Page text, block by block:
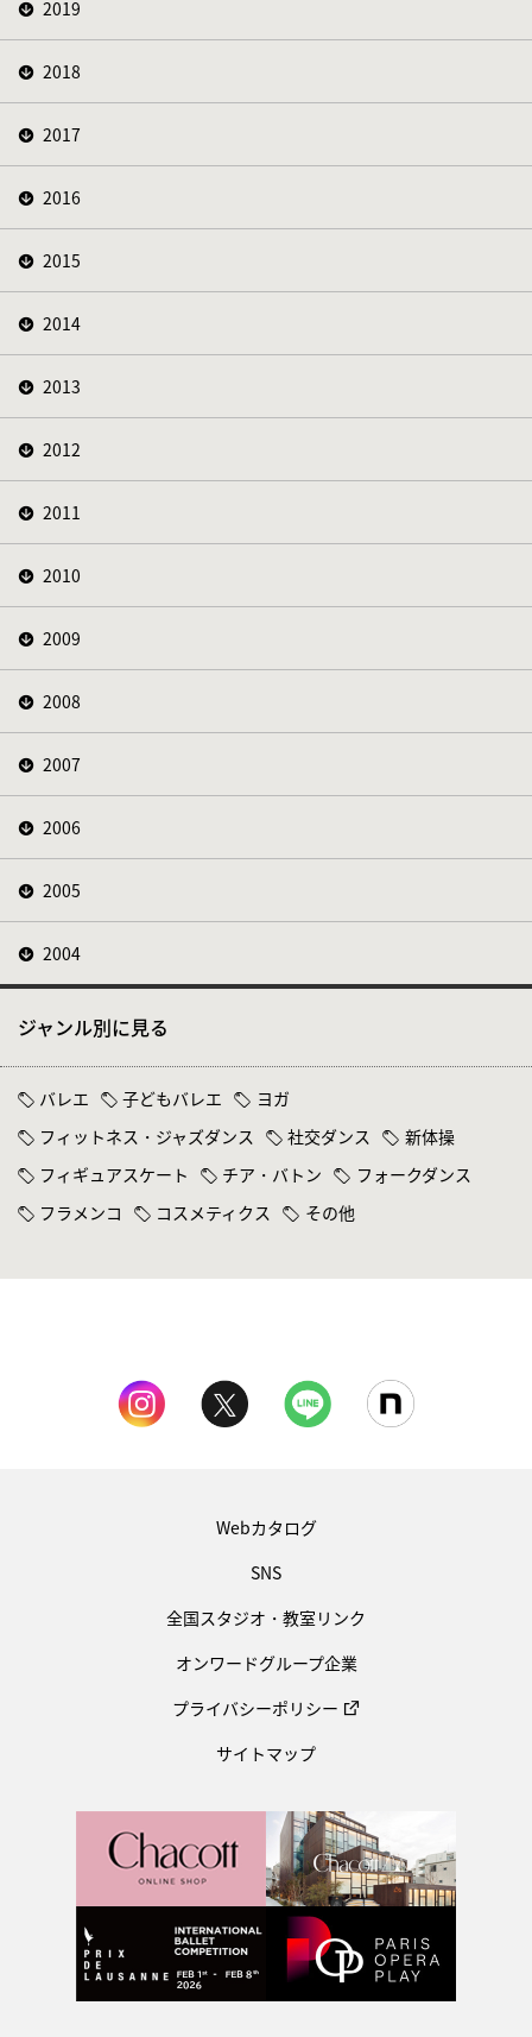
2019
2018
2017
2016
2015
2014
2013
2012
2011
2010
2009
2008
2007
2006
2005
2004
ジャンル別に見る
バレエ 子どもバレエ
ヨガ
フィットネス・ジャズダンス
社交ダンス
新体操
フィギュアスケート
チア・バトン
フォークダンス
フラメンコ
コスメティクス その他
Webカタログ
SNS
全国スタジオ・教室リンク
オンワードグループ企業
プライバシーポリシー
サイトマップ